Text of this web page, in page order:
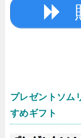
プレゼントソム
すめギフト